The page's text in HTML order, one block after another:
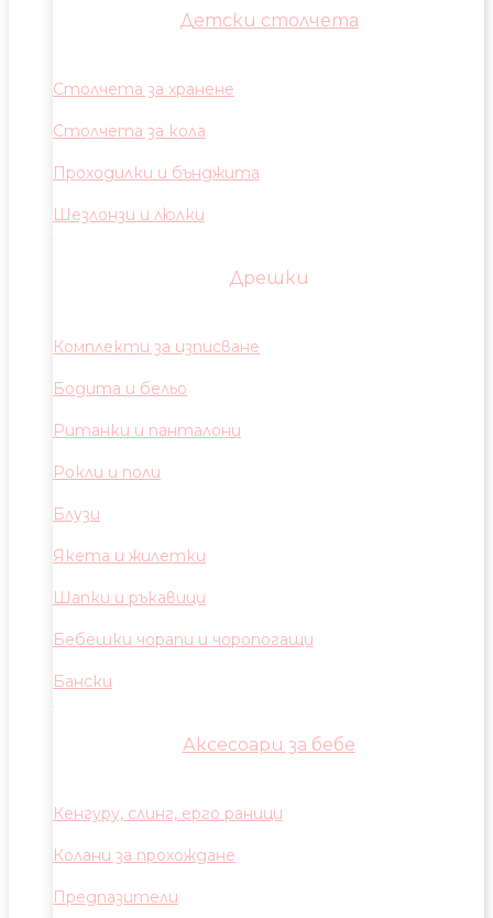
Детски столчета
Столчета за хранене
Столчета за кола
Проходилки и бънджита
Шезлонзи и люлки
Дрешки
Комплекти за изписване
Бодита и бельо
Ританки и панталони
Рокли и поли
Блузи
Якета и жилетки
Шапки и ръкавици
Бебешки чорапи и чоропогащи
Бански
Аксесоари за бебе
Кенгуру, слинг, ерго раници
Колани за прохождане
Предпазители